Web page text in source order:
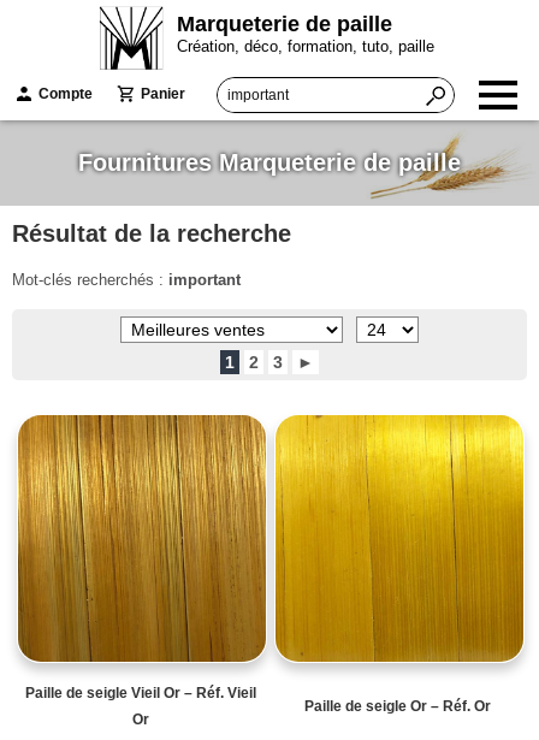
Marqueterie de paille
Création, déco, formation, tuto, paille
Compte Panier
Fournitures Marqueterie de paille
Résultat de la recherche
Mot-clés recherchés : important
1 2 3 ►
Paille de seigle Vieil Or – Réf. Vieil
Or
Paille de seigle Or – Réf. Or